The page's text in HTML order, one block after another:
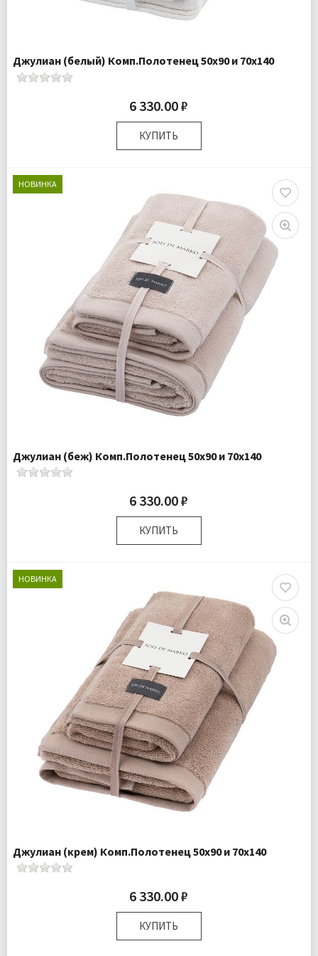
Джулиан (белый) Комп.Полотенец 50х90 и 70х140
6 330.00 ₽
КУПИТЬ
Комплектация:
Полотенца 2 шт
Махра
Бесплатно
НОВИНКА
Джулиан (беж) Комп.Полотенец 50х90 и 70х140
6 330.00 ₽
КУПИТЬ
Комплектация:
Полотенца 2 шт
Махра
Бесплатно
НОВИНКА
Джулиан (крем) Комп.Полотенец 50х90 и 70х140
6 330.00 ₽
КУПИТЬ